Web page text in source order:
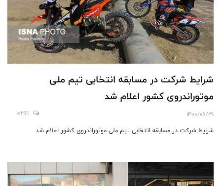
شرایط شرکت در مسابقه انتخابی تیم ملی
موتوراندروی کشور اعلام شد
1400/06/29
10271
شرایط شرکت در مسابقه انتخابی تیم ملی موتوراندروی کشور اعلام شد